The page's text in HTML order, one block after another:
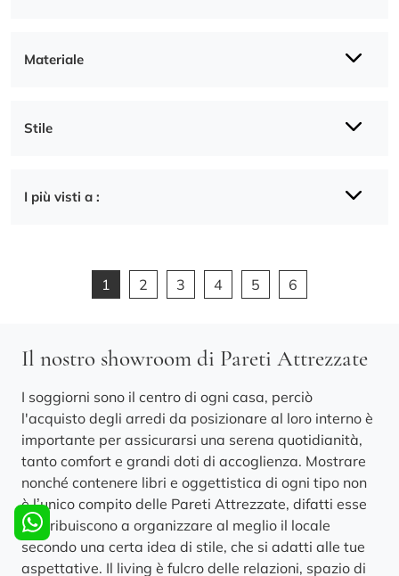
Materiale
Stile
I più visti a :
1 2 3 4 5 6
Il nostro showroom di Pareti Attrezzate
I soggiorni sono il centro di ogni casa, perciò
l'acquisto degli arredi da posizionare al loro interno è
importante per assicurarsi una serena quotidianità,
tanto comfort e grandi doti di accoglienza. Mostrare
nonché contenere libri e oggettistica di ogni tipo non
è l’unico compito delle Pareti Attrezzate, difatti esse
contribuiscono a organizzare al meglio il locale
secondo una certa idea di stile, che si adatti alle tue
aspettative. Il living è fulcro delle relazioni, spazio di